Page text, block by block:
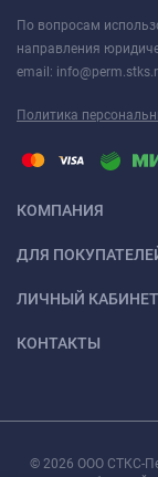
По вопросам
направления
email:
Политика
КОМПАНИЯ
ДЛЯ
ЛИЧНЫЙ КАБИНЕТ
КОНТАКТЫ
© 2026 ООО СТКС-